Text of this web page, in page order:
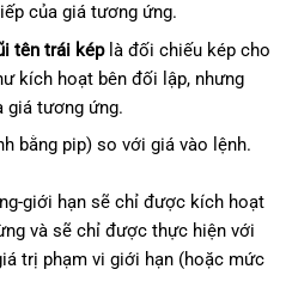
của giá tương ứng.
tên trái képlà đối chiếu kép cho
kích hoạt bên đối lập, nhưng
giá tương ứng.
bằng pip) so với giá vào lệnh.
giới hạn sẽ chỉ được kích hoạt
và sẽ chỉ được thực hiện với
trị phạm vi giới hạn (hoặc mức